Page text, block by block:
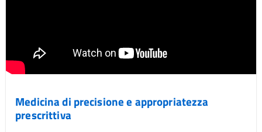
Medicina di precisione e appropriatezza
prescrittiva